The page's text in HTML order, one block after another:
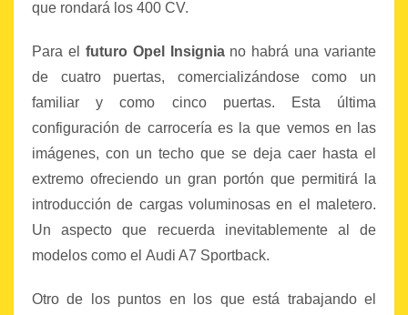
que rondará los 400 CV.
Para el futuro Opel Insigniano habrá una variante
de cuatro puertas, comercializándose como un
familiar y como cinco puertas. Esta última
configuración de carrocería es la que vemos en las
imágenes, con un techo que se deja caer hasta el
extremo ofreciendo un gran portón que permitirá la
introducción de cargas voluminosas en el maletero.
Un aspecto que recuerda inevitablemente al de
modelos como el Audi A7 Sportback.
Otro de los puntos en los que está trabajando el